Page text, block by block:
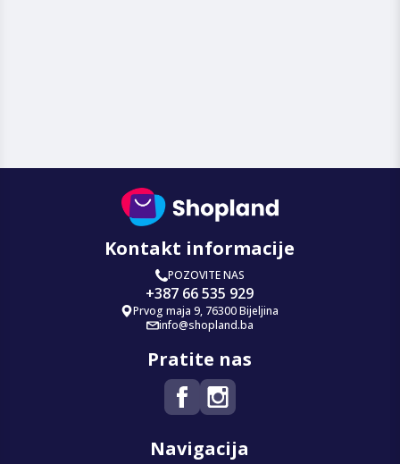
Kontakt informacije
POZOVITE NAS
+387 66 535 929
Prvog maja 9, 76300 Bijeljina
info@shopland.ba
Pratite nas
Navigacija